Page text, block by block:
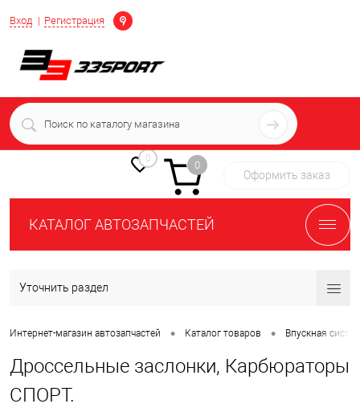
Вход Регистрация
Определение
+7 (939) 716-10-06
пн-пт 7:00-16:00 МСК
0
0
Оформить заказ
КАТАЛОГ АВТОЗАПЧАСТЕЙ
Уточнить раздел
Интернет-магазин автозапчастей • Каталог товаров • Впускная
Дроссельные заслонки, Карбюраторы
СПОРТ.